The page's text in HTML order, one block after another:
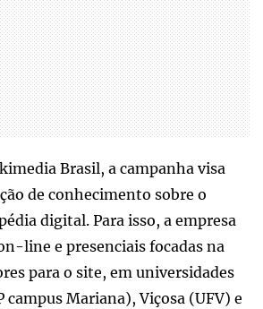
Brasil, a campanha visa
de conhecimento sobre o
digital. Para isso, a empresa
line e presenciais focadas na
para o site, em universidades
campus Mariana), Viçosa (UFV) e